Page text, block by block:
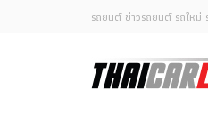
รถยนต์ ข่าวรถยนต์ รถให